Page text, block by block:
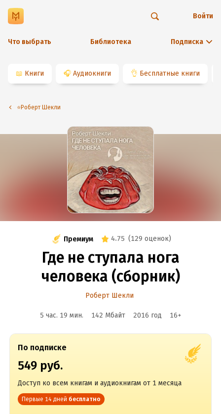
Что выбрать Библиотека Подписка
Войти
📖 Книги 🎧 Аудиокниги 👌 Бесплатные книги
⭐️Роберт Шекли
Премиум 4.75 (129 оценок)
Где не ступала нога
человека (сборник)
Роберт Шекли
5 час. 19 мин. 142 Мбайт 2016 год 16+
По подписке
549 руб.
Доступ ко всем книгам и аудиокнигам от 1 месяца
Первые 14 дней бесплатно